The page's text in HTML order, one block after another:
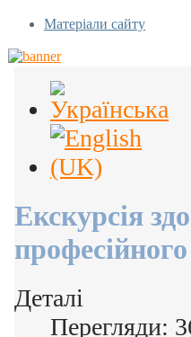
Матеріали сайту
Екскурсія
Деталі
Перегляди: